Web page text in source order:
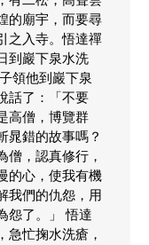
的廟宇，而要尋
之入寺。悟達禪
到巖下泉水洗
領他到巖下泉
話了：「不要
高僧，博覽群
晁錯的故事嗎？
僧，認真修行，
的心，使我有機
我們的仇怨，用
怨了。」 悟達
急忙掬水洗瘡，